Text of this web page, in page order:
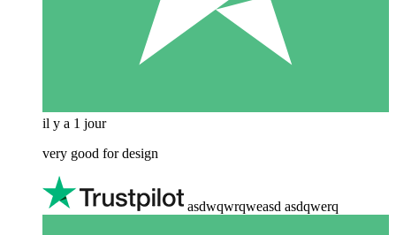
il y a 1 jour
very good for design
asdwqwrqweasd asdqwerq